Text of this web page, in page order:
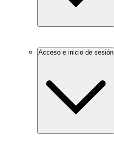
Acceso e inicio de sesión